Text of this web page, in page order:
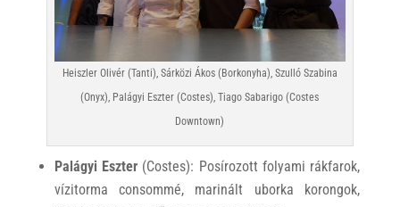
Heiszler Olivér (Tanti), Sárközi Ákos (Borkonyha), Szulló Szabina
(Onyx), Palágyi Eszter (Costes), Tiago Sabarigo (Costes
Downtown)
Palágyi Eszter (Costes): Posírozott folyami rákfarok,
vízitorma consommé, marinált uborka korongok,